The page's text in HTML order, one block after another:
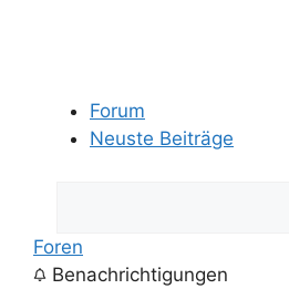
Forum
Neuste Beiträge
Foren
Benachrichtigungen